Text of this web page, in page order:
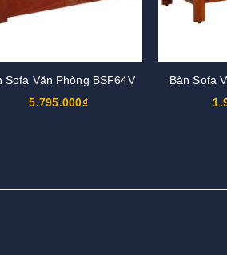
Sofa Văn Phòng BSF64V
5.795.000₫
Bàn Sofa